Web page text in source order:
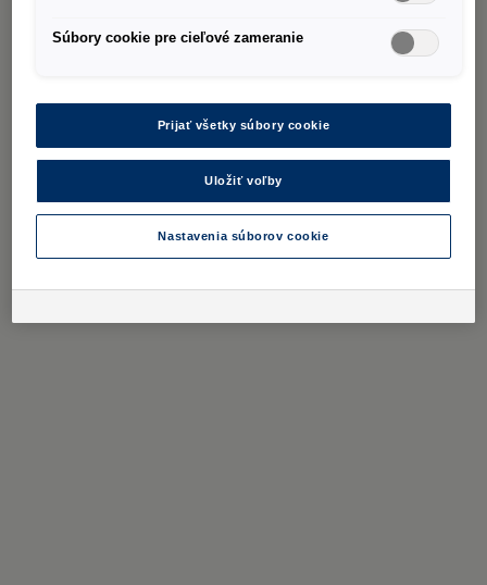
Súbory cookie pre cieľové zameranie
Prijať všetky súbory cookie
Uložiť voľby
Nastavenia súborov cookie